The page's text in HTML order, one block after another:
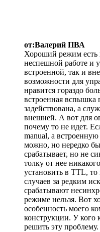
от:Валерий ПВА
Хороший режим есть
неспешной работе и
встроенной, так и
возможности для
нравится гораздо
встроенная вспышка
задействована, а
внешней. А вот для
почему то не идет.
manual, а
можно, но нередко
срабатывает, но не
толку от нее
установить в TTL,
случаев за редким
срабатывают
режиме нельзя. Вот
особенность моего
конструкции. У кого
решить эту проблему.